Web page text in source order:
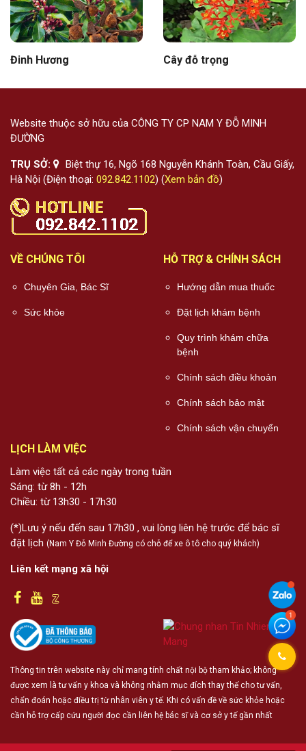
Đinh Hương Cây đỗ trọng
Website thuộc sở hữu của CÔNG TY CP NAM Y ĐỖ MINH
ĐƯỜNG
TRỤ SỞ:
Biệt thự 16, Ngõ 168 Nguyễn Khánh Toàn, Cầu Giấy,
Hà Nội (Điện thoại: 092.842.1102) (Xem bản đồ)
VỀ CHÚNG TÔI
Chuyên Gia, Bác Sĩ
Sức khỏe
HỖ TRỢ & CHÍNH SÁCH
Hướng dẫn mua thuốc
Đặt lịch khám bệnh
Quy trình khám chữa
bệnh
Chính sách điều khoản
Chính sách bảo mật
Chính sách vận chuyển
LỊCH LÀM VIỆC
Làm việc tất cả các ngày trong tuần
Sáng: từ 8h - 12h
Chiều: từ 13h30 - 17h30
(*)Lưu ý nếu đến sau 17h30 , vui lòng liên hệ trước để bác sĩ
đặt lịch (Nam Y Đỗ Minh Đường có chỗ để xe ô tô cho quý khách)
Liên kết mạng xã hội
Thông tin trên website này chỉ mang tính chất nội bộ tham khảo; không
được xem là tư vấn y khoa và không nhằm mục đích thay thế cho tư vấn,
chẩn đoán hoặc điều trị từ nhân viên y tế. Khi có vấn đề về sức khỏe hoặc
cần hỗ trợ cấp cứu người đọc cần liên hệ bác sĩ và cơ sở y tế gần nhất